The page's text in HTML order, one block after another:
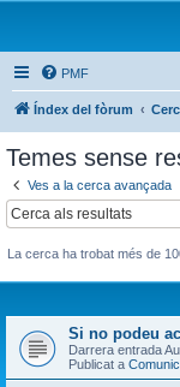
PMF
Índex del fòrum
Temes sense
Ves a la cerca avançada
La cerca ha trobat més de
Si no podeu
Darrera entrada
Publicat a